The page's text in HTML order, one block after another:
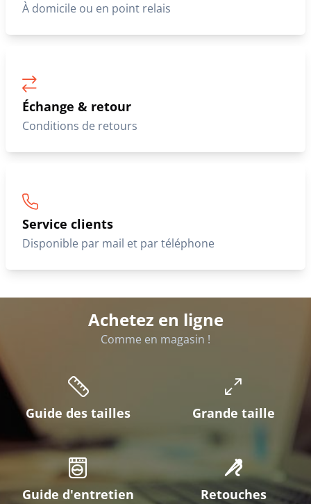
À domicile ou en point relais
Échange & retour
Conditions de retours
Service clients
Disponible par mail et par téléphone
Achetez en ligne
Comme en magasin !
Guide des tailles Grande taille
Guide d'entretien Retouches